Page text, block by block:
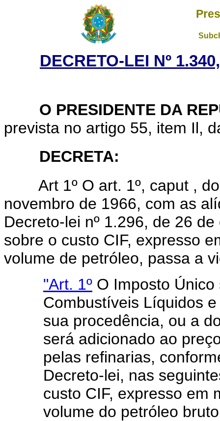
DECRETO-LEI Nº
O PRESIDENTE DA
prevista no artigo 55, item Il,
DECRETA:
Art 1º O art. 1º, caput , do
novembro de 1966, com as
Decreto-lei nº 1.296, de 26
sobre o custo CIF, expresso
volume de petróleo, passa a
"Art. 1º O Imposto
Combustíveis Líquidos
sua procedência, ou a
será adicionado ao
pelas refinarias,
Decreto-lei, nas
custo CIF, expresso em
volume do petróleo